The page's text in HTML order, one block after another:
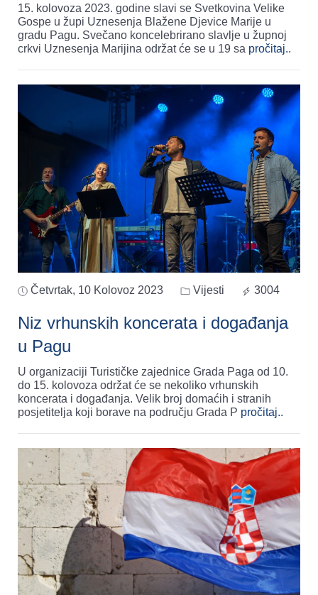
15. kolovoza 2023. godine slavi se Svetkovina Velike
Gospe u župi Uznesenja Blažene Djevice Marije u
gradu Pagu. Svečano koncelebrirano slavlje u župnoj
crkvi Uznesenja Marijina održat će se u 19 sa pročitaj..
Četvrtak, 10 Kolovoz 2023 Vijesti 3004
Niz vrhunskih koncerata i događanja
u Pagu
U organizaciji Turističke zajednice Grada Paga od 10.
do 15. kolovoza održat će se nekoliko vrhunskih
koncerata i događanja. Velik broj domaćih i stranih
posjetitelja koji borave na području Grada P pročitaj..